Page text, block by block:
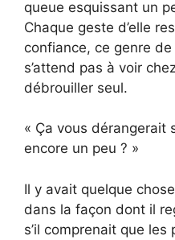
queue esquissant un
Chaque geste d’elle
confiance, ce genre de
s’attend pas à voir
débrouiller seul.
« Ça vous dérangerait
encore un peu ? »
Il y avait quelque
dans la façon dont il
s’il comprenait que